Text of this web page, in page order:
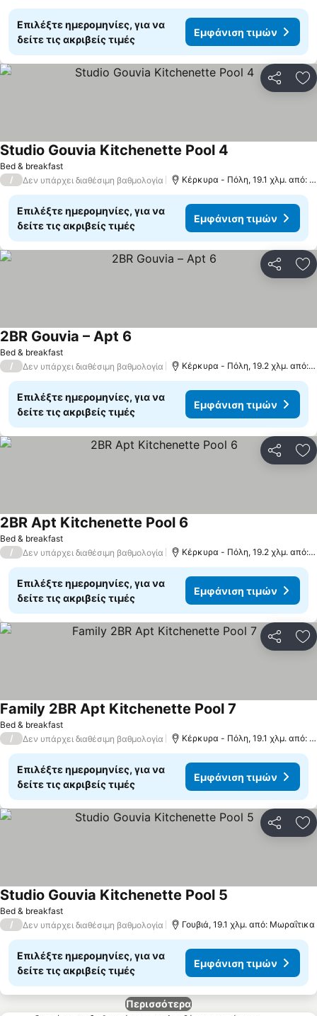
Επιλέξτε ημερομηνίες, για να
δείτε τις ακριβείς τιμές
Εμφάνιση τιμών
Bed & breakfast
Studio Gouvia Kitchenette Pool 4
/ Δεν υπάρχει διαθέσιμη βαθμολογία Κέρκυρα - Πόλη, 19.1 χλμ. από:
Επιλέξτε ημερομηνίες, για να
δείτε τις ακριβείς τιμές
Εμφάνιση τιμών
Bed & breakfast
2BR Gouvia – Apt 6
/ Δεν υπάρχει διαθέσιμη βαθμολογία Κέρκυρα - Πόλη, 19.2 χλμ. από:
Επιλέξτε ημερομηνίες, για να
δείτε τις ακριβείς τιμές
Εμφάνιση τιμών
Bed & breakfast
2BR Apt Kitchenette Pool 6
/ Δεν υπάρχει διαθέσιμη βαθμολογία Κέρκυρα - Πόλη, 19.2 χλμ. από:
Επιλέξτε ημερομηνίες, για να
δείτε τις ακριβείς τιμές
Εμφάνιση τιμών
Bed & breakfast
Family 2BR Apt Kitchenette Pool 7
/ Δεν υπάρχει διαθέσιμη βαθμολογία Κέρκυρα - Πόλη, 19.1 χλμ. από:
Επιλέξτε ημερομηνίες, για να
δείτε τις ακριβείς τιμές
Εμφάνιση τιμών
Bed & breakfast
Studio Gouvia Kitchenette Pool 5
/ Δεν υπάρχει διαθέσιμη βαθμολογία Γουβιά, 19.1 χλμ. από: Μωραΐτικα
Επιλέξτε ημερομηνίες, για να
δείτε τις ακριβείς τιμές
Εμφάνιση τιμών
Περισσότερα